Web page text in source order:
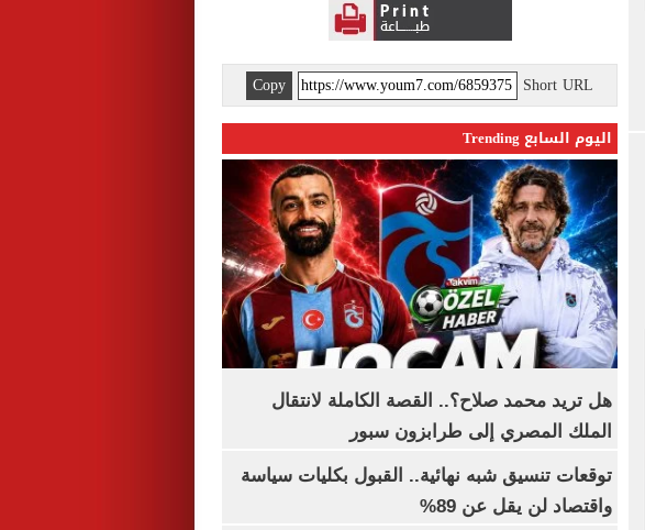
Short URL
Copy
اليوم السابع Trending
هل تريد محمد صلاح؟.. القصة الكاملة لانتقال
الملك المصري إلى طرابزون سبور
توقعات تنسيق شبه نهائية.. القبول بكليات سياسة
واقتصاد لن يقل عن 89%